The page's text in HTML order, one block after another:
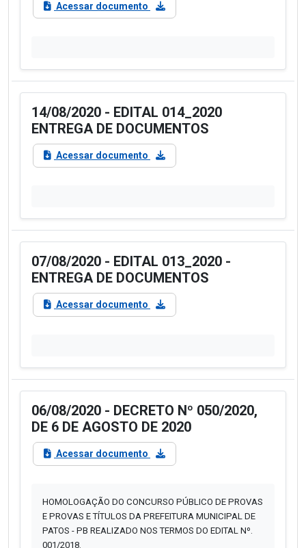
Acessar documento
14/08/2020 - EDITAL 014_2020
ENTREGA DE DOCUMENTOS
Acessar documento
07/08/2020 - EDITAL 013_2020 -
ENTREGA DE DOCUMENTOS
Acessar documento
06/08/2020 - DECRETO Nº 050/2020,
DE 6 DE AGOSTO DE 2020
Acessar documento
HOMOLOGAÇÃO DO CONCURSO PÚBLICO DE PROVAS
E PROVAS E TÍTULOS DA PREFEITURA MUNICIPAL DE
PATOS - PB REALIZADO NOS TERMOS DO EDITAL Nº.
001/2018.